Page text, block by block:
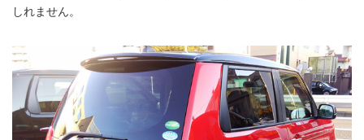
しれません。